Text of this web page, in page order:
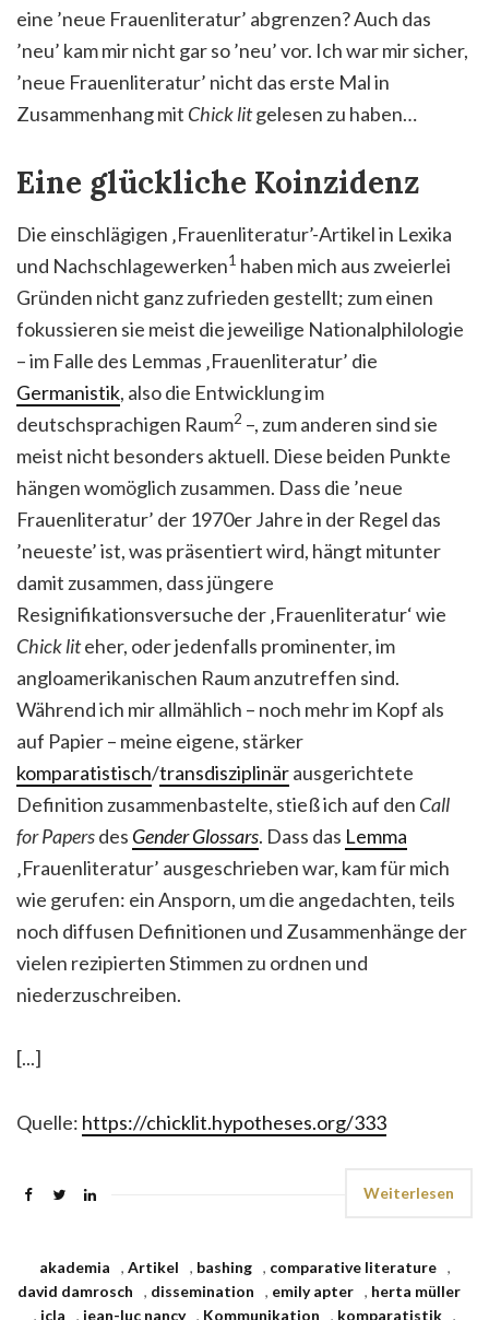
eine ’neue Frauenliteratur’ abgrenzen? Auch das
’neu’ kam mir nicht gar so ’neu’ vor. Ich war mir sicher,
’neue Frauenliteratur’ nicht das erste Mal in
Zusammenhang mit Chick litgelesen zu haben…
Eine glückliche Koinzidenz
Die einschlägigen ‚Frauenliteratur’-Artikel in Lexika
und Nachschlagewerken1 haben mich aus zweierlei
Gründen nicht ganz zufrieden gestellt; zum einen
fokussieren sie meist die jeweilige Nationalphilologie
– im Falle des Lemmas ‚Frauenliteratur’ die
Germanistik, also die Entwicklung im
deutschsprachigen Raum2 –, zum anderen sind sie
meist nicht besonders aktuell. Diese beiden Punkte
hängen womöglich zusammen. Dass die ’neue
Frauenliteratur’ der 1970er Jahre in der Regel das
’neueste’ ist, was präsentiert wird, hängt mitunter
damit zusammen, dass jüngere
Resignifikationsversuche der ‚Frauenliteratur‘ wie
Chick liteher, oder jedenfalls prominenter, im
angloamerikanischen Raum anzutreffen sind.
Während ich mir allmählich – noch mehr im Kopf als
auf Papier – meine eigene, stärker
komparatistisch/transdisziplinärausgerichtete
Definition zusammenbastelte, stieß ich auf den Call
for Papersdes Gender Glossars. Dass das Lemma
‚Frauenliteratur’ ausgeschrieben war, kam für mich
wie gerufen: ein Ansporn, um die angedachten, teils
noch diffusen Definitionen und Zusammenhänge der
vielen rezipierten Stimmen zu ordnen und
niederzuschreiben.
[...]
Quelle: https://chicklit.hypotheses.org/333
Weiterlesen
akademia , Artikel , bashing , comparative literature
,
david damrosch
, dissemination , emily apter , herta müller
, icla , jean-luc nancy , Kommunikation , komparatistik ,